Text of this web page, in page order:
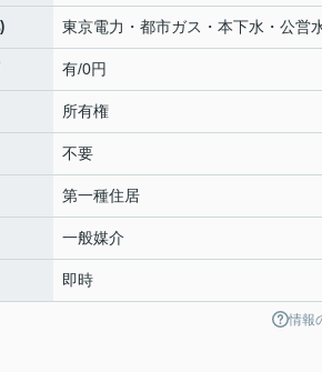
東京電力・都市ガス・本下水・公営
有/0円
所有権
不要
第一種住居
一般媒介
即時
情報